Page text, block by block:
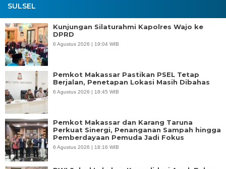
SULSEL
Kunjungan Silaturahmi Kapolres Wajo ke
DPRD
6 Agustus 2026 | 19:04 WIB
Pemkot Makassar Pastikan PSEL Tetap
Berjalan, Penetapan Lokasi Masih Dibahas
6 Agustus 2026 | 18:45 WIB
Pemkot Makassar dan Karang Taruna
Perkuat Sinergi, Penanganan Sampah hingga
Pemberdayaan Pemuda Jadi Fokus
6 Agustus 2026 | 18:16 WIB